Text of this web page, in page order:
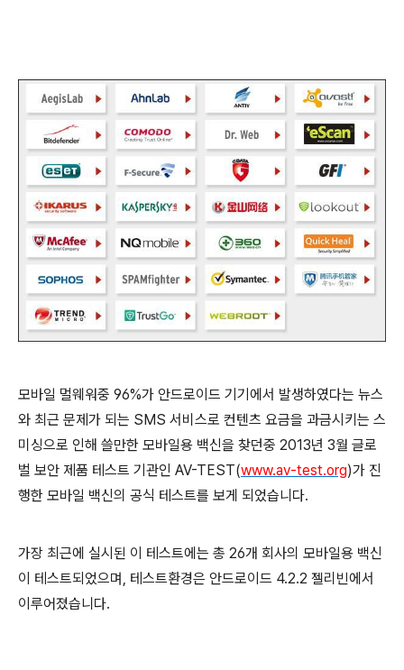
모바일 멀웨워중 96%가 안드로이드 기기에서 발생하였다는 뉴스
와 최근 문제가 되는 SMS 서비스로 컨텐츠 요금을 과금시키는 스
미싱으로 인해 쓸만한 모바일용 백신을 찾던중 2013년 3월 글로
벌 보안 제품 테스트 기관인 AV-TEST(www.av-test.org)가 진
행한 모바일 백신의 공식 테스트를 보게 되었습니다.
가장 최근에 실시된 이 테스트에는 총 26개 회사의 모바일용 백신
이 테스트되었으며, 테스트환경은 안드로이드 4.2.2 젤리빈에서
이루어졌습니다.